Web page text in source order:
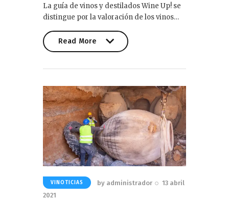
La guía de vinos y destilados Wine Up! se
distingue por la valoración de los vinos…
Read More
VINOTICIAS by administrador
13 abril
2021